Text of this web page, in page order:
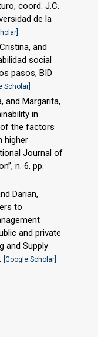
coord. J.C.
de la
and
social
pasos, BID
Scholar]
and Margarita,
in
of the factors
higher
Journal of
n. 6, pp.
Darian,
to
and private
and Supply
[Google Scholar]